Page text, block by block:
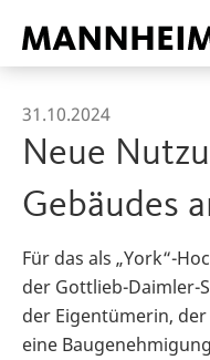
31.10.2024
Neue
Gebäudes
Für das als „York“-
der Gottlieb-Daimler-
der Eigentümerin,
eine